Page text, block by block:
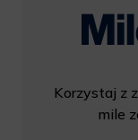
Korzystaj z
mile